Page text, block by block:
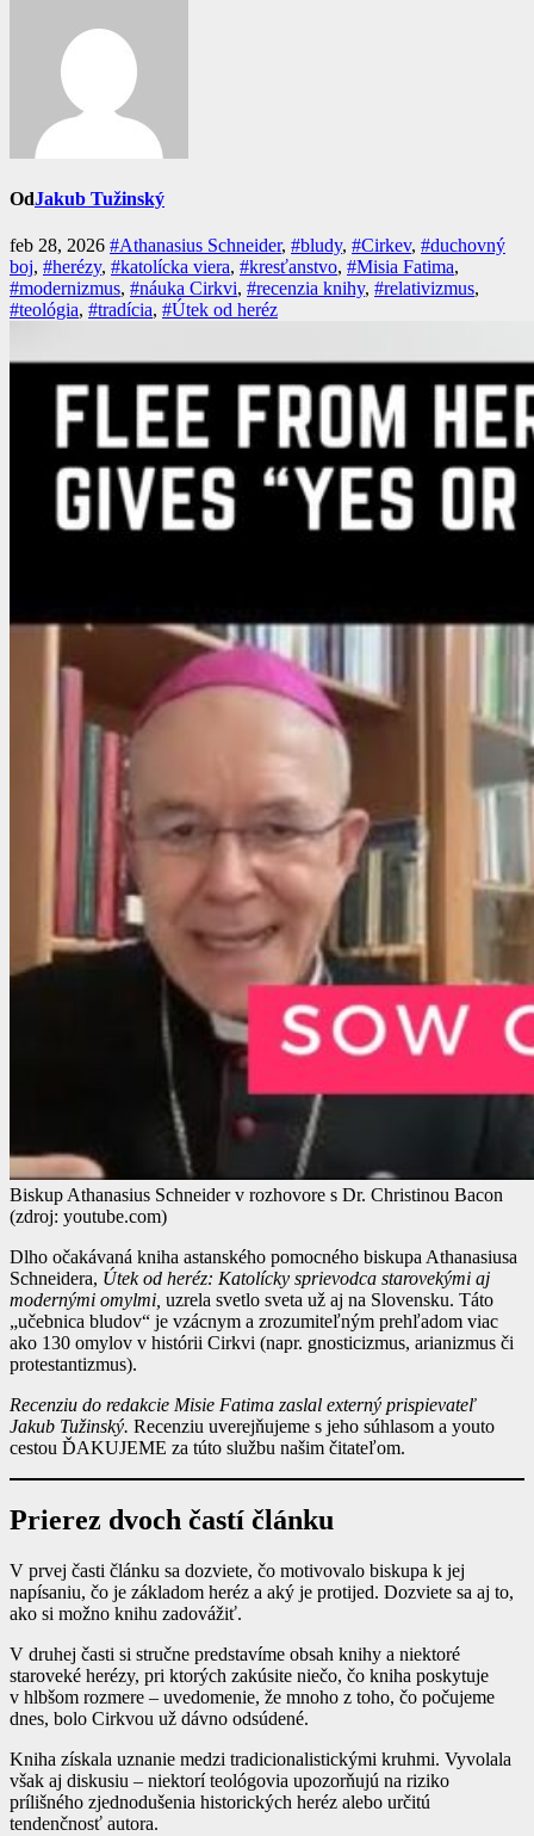
OdJakub Tužinský
feb 28, 2026 #Athanasius Schneider, #bludy, #Cirkev, #duchovný
boj, #herézy, #katolícka viera, #kresťanstvo, #Misia Fatima,
#modernizmus, #náuka Cirkvi, #recenzia knihy, #relativizmus,
#teológia, #tradícia, #Útek od heréz
Biskup Athanasius Schneider v rozhovore s Dr. Christinou Bacon
(zdroj: youtube.com)
Dlho očakávaná kniha astanského pomocného biskupa Athanasiusa
Schneidera, Útek od heréz: Katolícky sprievodca starovekými aj
modernými omylmi, uzrela svetlo sveta už aj na Slovensku. Táto
„učebnica bludov“ je vzácnym a zrozumiteľným prehľadom viac
ako 130 omylov v histórii Cirkvi (napr. gnosticizmus, arianizmus či
protestantizmus).
Recenziu do redakcie Misie Fatima zaslal externý prispievateľ
Jakub Tužinský. Recenziu uverejňujeme s jeho súhlasom a youto
cestou ĎAKUJEME za túto službu našim čitateľom.
Prierez dvoch častí článku
V prvej časti článku sa dozviete, čo motivovalo biskupa k jej
napísaniu, čo je základom heréz a aký je protijed. Dozviete sa aj to,
ako si možno knihu zadovážiť.
V druhej časti si stručne predstavíme obsah knihy a niektoré
staroveké herézy, pri ktorých zakúsite niečo, čo kniha poskytuje
v hlbšom rozmere – uvedomenie, že mnoho z toho, čo počujeme
dnes, bolo Cirkvou už dávno odsúdené.
Kniha získala uznanie medzi tradicionalistickými kruhmi. Vyvolala
však aj diskusiu – niektorí teológovia upozorňujú na riziko
prílišného zjednodušenia historických heréz alebo určitú
tendenčnosť autora.